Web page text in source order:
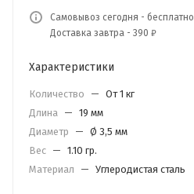
Самовывоз сегодня - бесплатно
Доставка завтра - 390 ₽
Характеристики
Количество — От 1 кг
Длина — 19 мм
Диаметр
— Ø 3,5 мм
Вес — 1.10 гр.
Материал
— Углеродистая сталь